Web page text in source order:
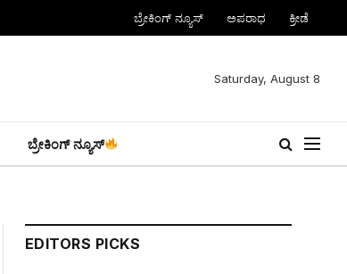
ಬ್ರೇಕಿಂಗ್ ನ್ಯೂಸ್ ಅಪರಾಧ ಕ್ರೀಡೆ
Saturday, August 8
ಬ್ರೇಕಿಂಗ್ ನ್ಯೂಸ್
EDITORS PICKS